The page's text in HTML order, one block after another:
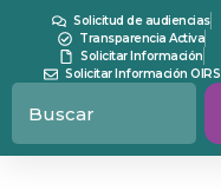
Solicitud de audiencias
Transparencia Activa
Solicitar Información
Solicitar Información OIRS